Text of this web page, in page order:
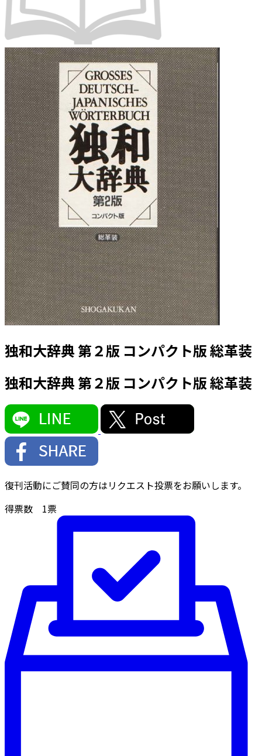
独和大辞典 第２版 コンパクト版 総革装
独和大辞典 第２版 コンパクト版 総革装
復刊活動にご賛同の方はリクエスト投票をお願いします。
得票数 1票